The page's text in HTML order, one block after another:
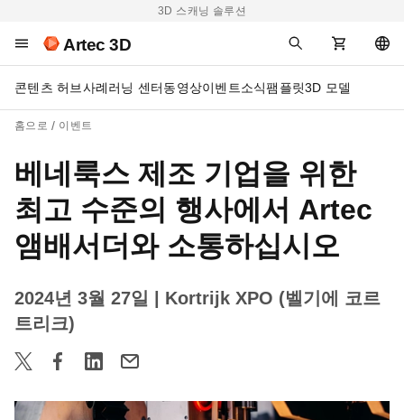
3D 스캐닝 솔루션
Artec 3D
콘텐츠 허브사례러닝 센터동영상이벤트소식팸플릿3D 모델
홈으로 이벤트
베네룩스 제조 기업을 위한
최고 수준의 행사에서 Artec
앰배서더와 소통하십시오
2024년 3월 27일
| Kortrijk XPO (벨기에 코르
트리크)